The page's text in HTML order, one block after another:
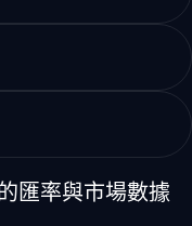
匯率與市場數據